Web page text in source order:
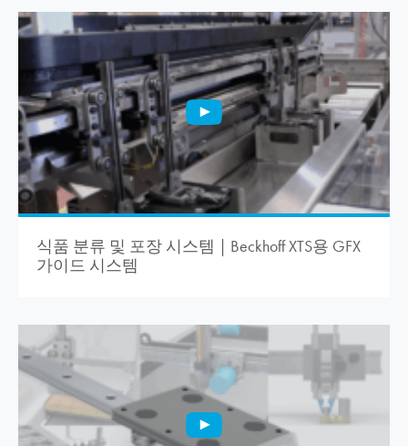
식품 분류 및 포장 시스템 | Beckhoff XTS용 GFX
가이드 시스템